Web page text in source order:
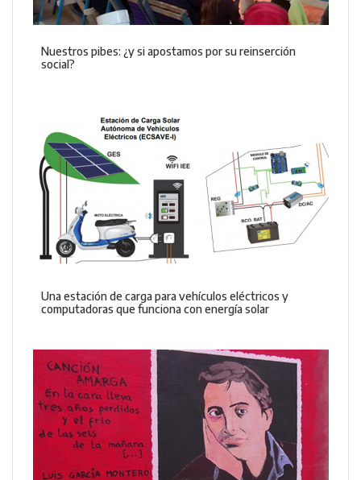
Nuestros pibes: ¿y si apostamos por su reinserción
social?
Una estación de carga para vehículos eléctricos y
computadoras que funciona con energía solar